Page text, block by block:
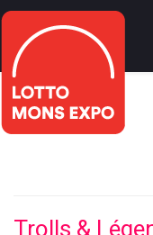
Trolls &